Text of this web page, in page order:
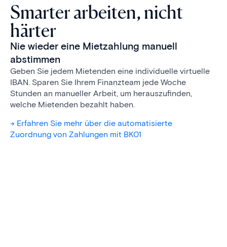
Smarter arbeiten, nicht
härter
Nie wieder eine Mietzahlung manuell
abstimmen
Geben Sie jedem Mietenden eine individuelle virtuelle
IBAN. Sparen Sie Ihrem Finanzteam jede Woche
Stunden an manueller Arbeit, um herauszufinden,
welche Mietenden bezahlt haben.
-> Erfahren Sie mehr über die automatisierte
Zuordnung von Zahlungen mit BK01